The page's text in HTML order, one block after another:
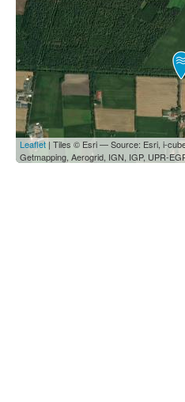
Leaflet | Tiles © Esri — Source: Esri, i-
Getmapping, Aerogrid, IGN, IGP, UPR-